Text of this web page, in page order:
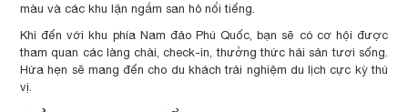
màu và các khu lặn ngắm san hô nổi tiếng.
Khi đến với khu phía Nam đảo Phú Quốc, bạn sẽ có cơ hội được
tham quan các làng chài, check-in, thưởng thức hải sản tươi sống.
Hứa hẹn sẽ mang đến cho du khách trải nghiệm du lịch cực kỳ thú
vị.